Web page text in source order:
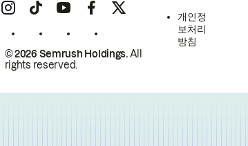
© 2026 Semrush Holdings.All
rights reserved.
개인정
보처리
방침